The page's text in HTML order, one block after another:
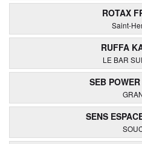
ROTAX
Saint-
RUFFA
LE BAR
SEB
SENS